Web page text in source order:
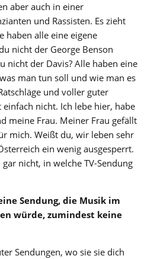
aber auch in einer
und Rassisten. Es zieht
haben alle eine eigene
nicht der George Benson
nicht der Davis? Alle haben eine
man tun soll und wie man es
und voller guter
nicht. Ich lebe hier, habe
meine Frau. Meiner Frau gefällt
mich. Weißt du, wir leben sehr
ein wenig ausgesperrt.
nicht, in welche TV-Sendung
Sendung, die Musik im
würde, zumindest keine
Sendungen, wo sie sie dich